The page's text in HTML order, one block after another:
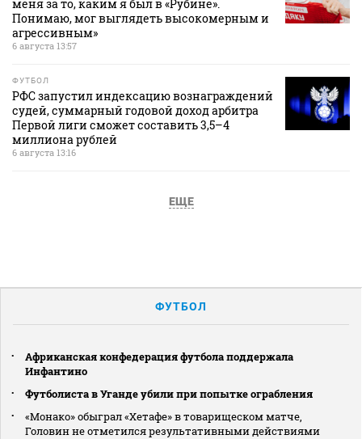
меня за то, каким я был в «Рубине».
Понимаю, мог выглядеть высокомерным и
агрессивным»
6 августа 13:57
ФУТБОЛ
РФС запустил индексацию вознаграждений
судей, суммарный годовой доход арбитра
Первой лиги сможет составить 3,5–4
миллиона рублей
6 августа 13:16
ЕЩЕ
ФУТБОЛ
Африканская конфедерация футбола поддержала
Инфантино
Футболиста в Уганде убили при попытке ограбления
«Монако» обыграл «Хетафе» в товарищеском матче,
Головин не отметился результативными действиями